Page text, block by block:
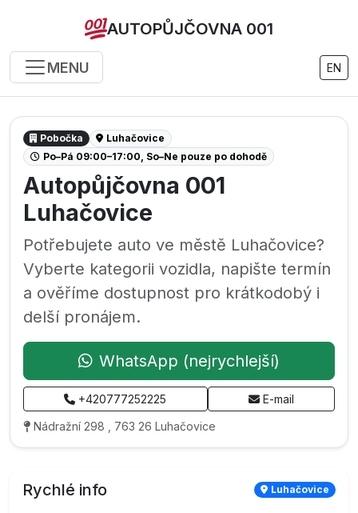
AUTOPŮJČOVNA 001
MENU EN
Pobočka
Luhačovice
Po–Pá 09:00–17:00, So–Ne pouze po dohodě
Autopůjčovna 001
Luhačovice
Potřebujete auto ve městě Luhačovice?
Vyberte kategorii vozidla, napište termín
a ověříme dostupnost pro krátkodobý i
delší pronájem.
WhatsApp (nejrychlejší)
+420777252225
E-mail
Nádražní 298 , 763 26 Luhačovice
Rychlé info Luhačovice